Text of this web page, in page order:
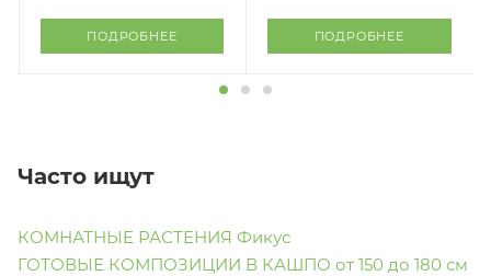
ПОДРОБНЕЕ ПОДРОБНЕЕ
Часто ищут
КОМНАТНЫЕ РАСТЕНИЯ Фикус
ГОТОВЫЕ КОМПОЗИЦИИ В КАШПО от 150 до 180 см